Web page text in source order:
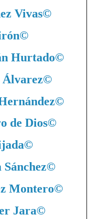
Vivas©
©
Hurtado©
©
©
de Dios©
©
©
Montero©
Jara©